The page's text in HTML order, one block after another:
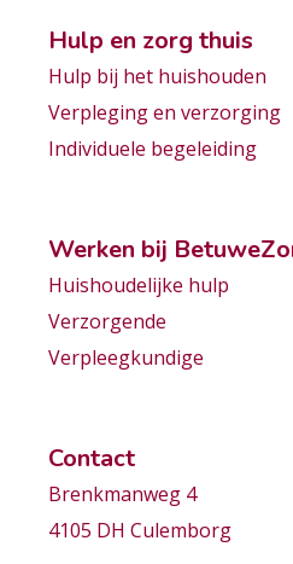
Hulp en zorg thuis
Hulp bij het huishouden
Verpleging en verzorging
Individuele begeleiding
Werken bij
Huishoudelijke hulp
Verzorgende
Verpleegkundige
Contact
Brenkmanweg 4
4105 DH Culemborg